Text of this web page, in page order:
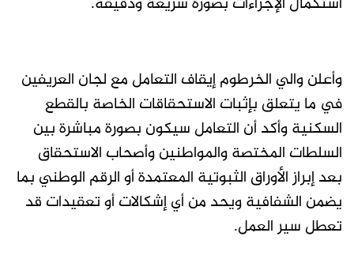
وأعلن والي الخرطوم إيقاف التعامل مع لجان العريفين
في ما يتعلق بإثبات الاستحقاقات الخاصة بالقطع
السكنية وأكد أن التعامل سيكون بصورة مباشرة بين
السلطات المختصة والمواطنين وأصحاب الاستحقاق
بعد إبراز الأوراق الثبوتية المعتمدة أو الرقم الوطني بما
يضمن الشفافية ويحد من أي إشكالات أو تعقيدات قد
تعطل سير العمل.